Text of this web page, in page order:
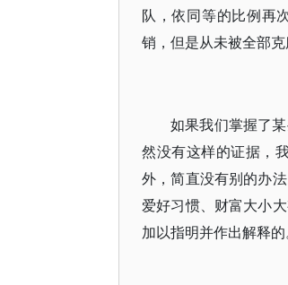
队，依同等的比例再
销，但是从未被全部克
如果我们掌握了
然没有这样的证据，
外，简直没有别的办
爱好习惯、财富大小
加以指明并作出解释的